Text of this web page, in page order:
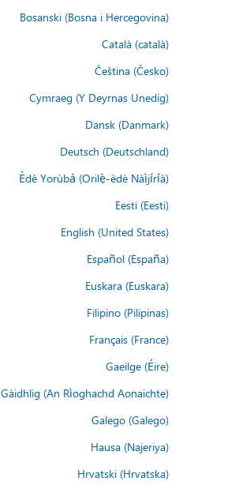
Bosanski (Bosna i Hercegovina)
Català (català)
Čeština (Česko)
Cymraeg (Y Deyrnas Unedig)
Dansk (Danmark)
Deutsch (Deutschland)
Èdè Yorùbá (Orilẹ̀-èdè Nàìjíríà)
Eesti (Eesti)
English (United States)
Español (España)
Euskara (Euskara)
Filipino (Pilipinas)
Français (France)
Gaeilge (Éire)
Gàidhlig (An Rìoghachd Aonaichte)
Galego (Galego)
Hausa (Najeriya)
Hrvatski (Hrvatska)